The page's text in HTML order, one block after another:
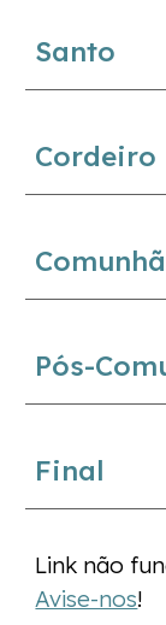
Santo
Cordeiro
Pós-
Final
Link não
Avise-nos!